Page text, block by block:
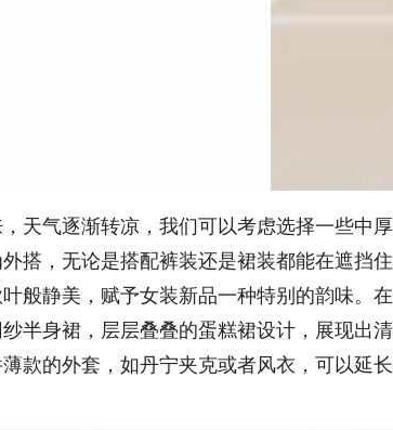
气逐渐转凉，我们可以考虑选择一些中
搭，无论是搭配裤装还是裙装都能在遮挡
般静美，赋予女装新品一种特别的韵味。
半身裙，层层叠叠的蛋糕裙设计，展现出
款的外套，如丹宁夹克或者风衣，可以延